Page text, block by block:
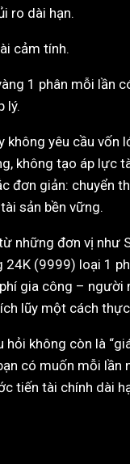
ro dài hạn.
cảm tính.
1 phân mỗi lần
lý.
không yêu cầu vốn
không tạo áp lực
đơn giản: chuyển
sản bền vững.
những đơn vị như
24K (9999) loại 1
gia công – người
lũy một cách
hỏi không còn là
có muốn mỗi
tiến tài chính dài